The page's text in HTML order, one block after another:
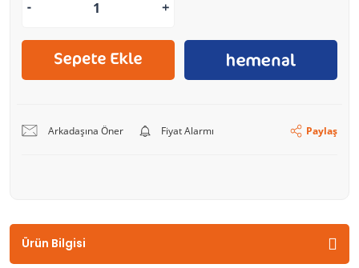
Arkadaşına Öner Fiyat Alarmı Paylaş
Ürün Bilgisi